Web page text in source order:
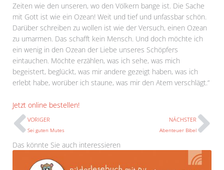
Zeiten wie den unseren, wo den Völkern bange ist. Die Sache
mit Gott ist wie ein Ozean! Weit und tief und unfassbar schön.
Darüber schreiben zu wollen ist wie der Versuch, einen Ozean
zu umarmen. Das schafft kein Mensch. Und doch möchte ich
ein wenig in den Ozean der Liebe unseres Schöpfers
eintauchen. Möchte erzählen, was ich sehe, was mich
begeistert, beglückt, was mir andere gezeigt haben, was ich
erlebt habe, worüber ich staune, was mir den Atem verschlägt.“
Jetzt online bestellen!
Prev
VORIGER
Sei guten Mutes
NÄCHSTER
Abenteuer Bibel
Das könnte Sie auch interessieren